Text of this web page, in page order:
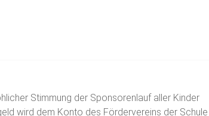
Stimmung der Sponsorenlauf aller Kinder
wird dem Konto des Fördervereins der Schule